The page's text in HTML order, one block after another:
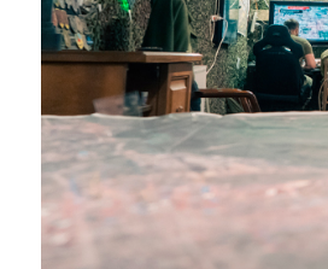
InstagramFacebookTwitter